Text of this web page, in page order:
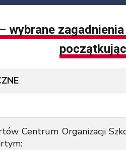
wybrane
Centrum Organizacji